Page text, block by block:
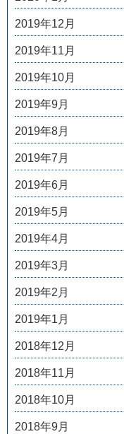
2019年12月
2019年11月
2019年10月
2019年9月
2019年8月
2019年7月
2019年6月
2019年5月
2019年4月
2019年3月
2019年2月
2019年1月
2018年12月
2018年11月
2018年10月
2018年9月